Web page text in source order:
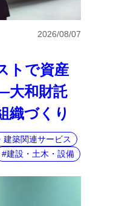
トで資産
大和財託
織づくり
2026/08/07
建築関連サービス
建設・土木・設備